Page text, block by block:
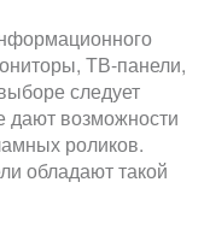
ТВ-панели,
следует
дают возможности
роликов.
обладают такой